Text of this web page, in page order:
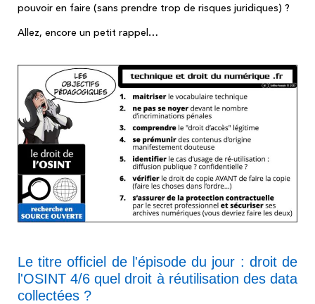
pouvoir en faire (sans prendre trop de risques juridiques) ?
Allez, encore un petit rappel…
Le titre officiel de l'épisode du jour : droit de
l'OSINT 4/6 quel droit à réutilisation des data
collectées ?